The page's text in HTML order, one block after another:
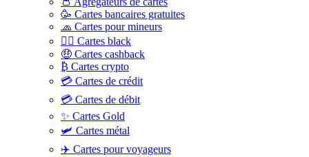
🥳 Cartes bancaires gratuites
🧢 Cartes pour mineurs
👨‍✈️ Cartes black
🤑 Cartes cashback
₿ Cartes crypto
💳 Cartes de crédit
💳 Cartes de débit
✨ Cartes Gold
🛩️ Cartes métal
✈️ Cartes pour voyageurs